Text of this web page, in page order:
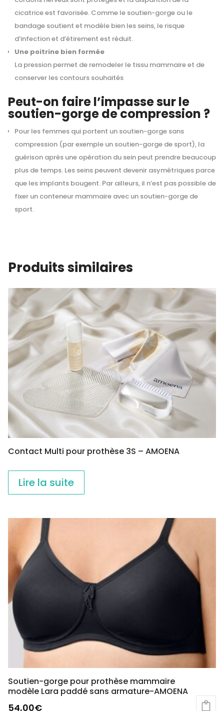
cicatrice est favorisée. Comme le soutien-gorge ou le
bandage soutient et modèle bien les seins, le risque
d’infection et d’étirement est réduit.
Une poitrine bien formée
La pression permet de remodeler le tissu mammaire et de
conserver les contours souhaités
Peut-on faire l’impasse sur le
soutien-gorge de compression ?
Pour les femmes qui portent un soutien-gorge sans
compression (par exemple un soutien-gorge de sport), la
guérison après une opération du sein peut prendre beaucoup
plus de temps. Les seins peuvent devenir asymétriques parce
que les implants bougent. Par ailleurs, il n’est pas possible de
fixer un conteneur mammaire avec un soutien-gorge de
sport.
Produits similaires
Contact Multi pour prothèse 3S – AMOENA
Lire la suite
Soutien-gorge pour prothèse mammaire
modèle Lara paddé sans armature-AMOENA
54,00€